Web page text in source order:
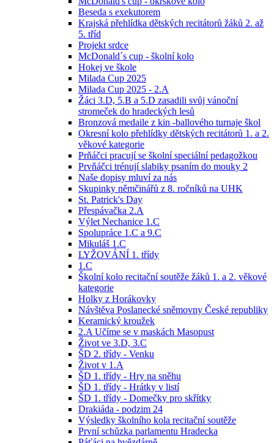
Beseda s exekutorem
Krajská přehlídka dětských recitátorů žáků 2. až
5. tříd
Projekt srdce
McDonald´s cup - školní kolo
Hokej ve škole
Milada Cup 2025
Milada Cup 2025 - 2.A
Žáci 3.D, 5.B a 5.D zasadili svůj vánoční
stromeček do hradeckých lesů
Bronzová medaile z kin -ballového turnaje škol
Okresní kolo přehlídky dětských recitátorů 1. a 2.
věkové kategorie
Prňáčci pracují se školní speciální pedagožkou
Prvňáčci trénují slabiky psaním do mouky 2
Naše dopisy mluví za nás
Skupinky němčinářů z 8. ročníků na UHK
St. Patrick's Day
Přespávačka 2.A
Výlet Nechanice 1.C
Spolupráce 1.C a 9.C
Mikuláš 1.C
LYŽOVÁNÍ 1. třídy
1.C
Školní kolo recitační soutěže žáků 1. a 2. věkové
kategorie
Holky z Horákovky
Návštěva Poslanecké sněmovny České republiky
Keramický kroužek
2.A Učíme se v maskách Masopust
Život ve 3.D, 3.C
ŠD 2. třídy - Venku
Život v 1.A
ŠD 1. třídy - Hry na sněhu
ŠD 1. třídy - Hrátky v listí
ŠD 1. třídy - Domečky pro skřítky
Drakiáda - podzim 24
Výsledky školního kola recitační soutěže
První schůzka parlamentu Hradecka